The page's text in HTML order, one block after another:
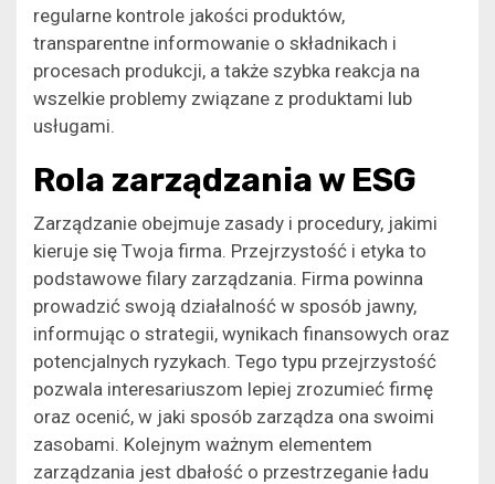
regularne kontrole jakości produktów,
transparentne informowanie o składnikach i
procesach produkcji, a także szybka reakcja na
wszelkie problemy związane z produktami lub
usługami.
Rola zarządzania w ESG
Zarządzanie obejmuje zasady i procedury, jakimi
kieruje się Twoja firma. Przejrzystość i etyka to
podstawowe filary zarządzania. Firma powinna
prowadzić swoją działalność w sposób jawny,
informując o strategii, wynikach finansowych oraz
potencjalnych ryzykach. Tego typu przejrzystość
pozwala interesariuszom lepiej zrozumieć firmę
oraz ocenić, w jaki sposób zarządza ona swoimi
zasobami. Kolejnym ważnym elementem
zarządzania jest dbałość o przestrzeganie ładu